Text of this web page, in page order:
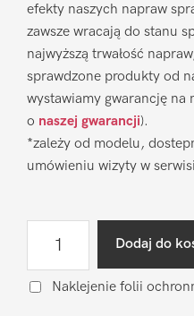
efekty naszych napraw
zawsze wracają do stanu
najwyższą trwałość
sprawdzone produkty od
wystawiamy gwarancję na
o naszej gwarancji).
*zależy od modelu,
umówieniu wizyty w
wyświetlacza
Dodaj do
Naklejenie folii